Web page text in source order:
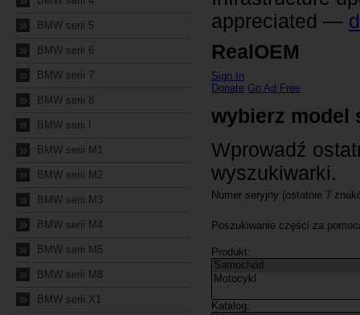
» BMW serii 5
» BMW serii 6
» BMW serii 7
» BMW serii 8
» BMW serii I
» BMW serii M1
» BMW serii M2
» BMW serii M3
» BMW serii M4
» BMW serii M5
» BMW serii M8
» BMW serii X1